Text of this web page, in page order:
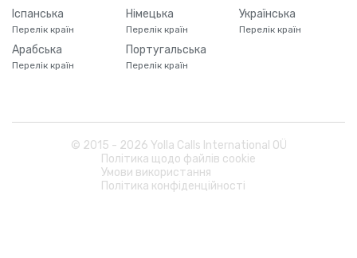
Іспанська
Перелік країн
Німецька
Перелік країн
Українська
Перелік країн
Арабська
Перелік країн
Португальська
Перелік країн
© 2015 - 2026 Yolla Calls International OÜ
Політика щодо файлів cookie
Умови використання
Політика конфіденційності